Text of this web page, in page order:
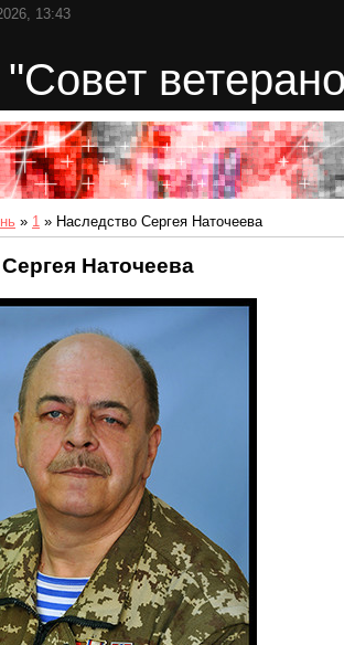
13:43
» 1 » Наследство Сергея Наточеева
Наточеева